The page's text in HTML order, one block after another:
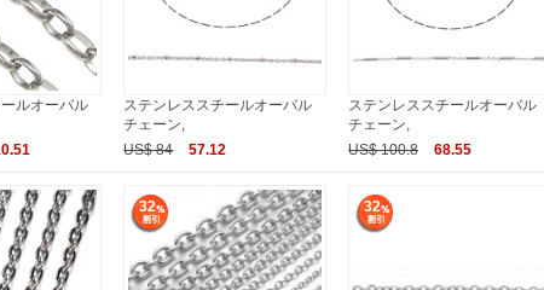
ルオーバル
ステンレススチールオーバル
チェーン,
US$ 84
57.12
ステンレススチールオーバル
チェーン,
US$ 100.8
68.55
32 32